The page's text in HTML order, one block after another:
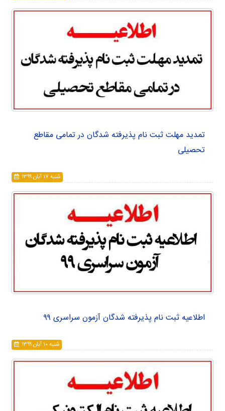
تمدید مهلت ثبت نام پذیرفته شدگان در تمامی مقاطع
تحصیلی
شنبه ۱۷ آبان ۱۳۹۹
اطلاعیه ثبت نام پذیرفته شدگان آزمون سراسری ۹۹
شنبه ۱۰ آبان ۱۳۹۹